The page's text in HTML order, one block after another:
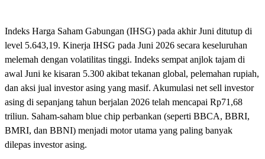
Indeks Harga Saham Gabungan (IHSG) pada akhir Juni ditutup di
level 5.643,19. Kinerja IHSG pada Juni 2026 secara keseluruhan
melemah dengan volatilitas tinggi. Indeks sempat anjlok tajam di
awal Juni ke kisaran 5.300 akibat tekanan global, pelemahan rupiah,
dan aksi jual investor asing yang masif. Akumulasi net sell investor
asing di sepanjang tahun berjalan 2026 telah mencapai Rp71,68
triliun. Saham-saham blue chip perbankan (seperti BBCA, BBRI,
BMRI, dan BBNI) menjadi motor utama yang paling banyak
dilepas investor asing.